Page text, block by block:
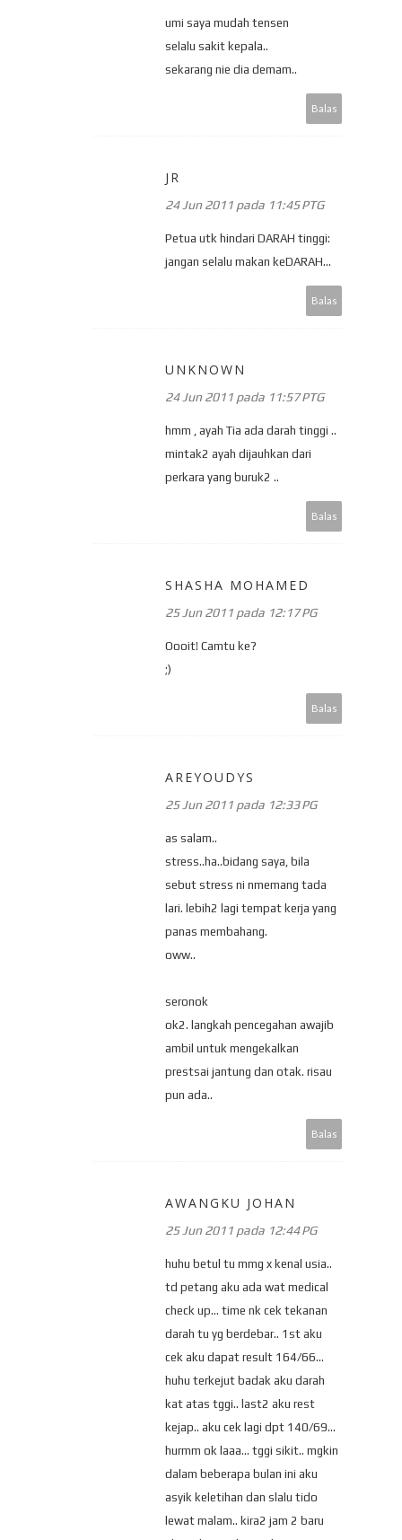
umi saya mudah tensen
selalu sakit kepala..
sekarang nie dia demam..
Balas
JR
24 Jun 2011 pada 11:45 PTG
Petua utk hindari DARAH tinggi:
jangan selalu makan keDARAH...
Balas
UNKNOWN
24 Jun 2011 pada 11:57 PTG
hmm , ayah Tia ada darah tinggi ..
mintak2 ayah dijauhkan dari
perkara yang buruk2 ..
Balas
SHASHA MOHAMED
25 Jun 2011 pada 12:17 PG
Oooit! Camtu ke?
;)
Balas
AREYOUDYS
25 Jun 2011 pada 12:33 PG
as salam..
stress..ha..bidang saya, bila
sebut stress ni nmemang tada
lari. lebih2 lagi tempat kerja yang
panas membahang.
oww..
seronok
ok2. langkah pencegahan awajib
ambil untuk mengekalkan
prestsai jantung dan otak. risau
pun ada..
Balas
AWANGKU JOHAN
25 Jun 2011 pada 12:44 PG
huhu betul tu mmg x kenal usia..
td petang aku ada wat medical
check up... time nk cek tekanan
darah tu yg berdebar.. 1st aku
cek aku dapat result 164/66...
huhu terkejut badak aku darah
kat atas tggi.. last2 aku rest
kejap.. aku cek lagi dpt 140/69...
hurmm ok laaa... tggi sikit.. mgkin
dalam beberapa bulan ini aku
asyik keletihan dan slalu tido
lewat malam.. kira2 jam 2 baru